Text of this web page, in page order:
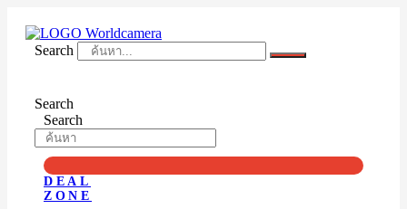
contentSearch
Search
Search
DEAL
ZONE